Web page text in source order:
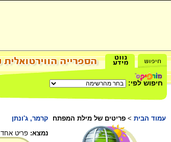
חיפוש לפי:
עמוד הבית > פריטים של מילת המפתח קרמר, ג'ונתן
נמצא: פריט אחד